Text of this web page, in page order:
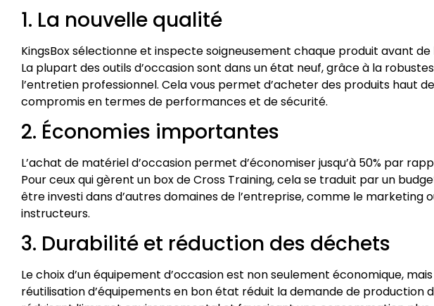
1. La nouvelle qualité
KingsBox sélectionne et inspecte soigneusement chaque produit avant
La plupart des outils d’occasion sont dans un état neuf, grâce à la
l’entretien professionnel. Cela vous permet d’acheter des produits haut
compromis en termes de performances et de sécurité.
2. Économies importantes
L’achat de matériel d’occasion permet d’économiser jusqu’à 50% par
Pour ceux qui gèrent un box de Cross Training, cela se traduit par un
être investi dans d’autres domaines de l’entreprise, comme le marketing
instructeurs.
3. Durabilité et réduction des déchets
Le choix d’un équipement d’occasion est non seulement économique,
réutilisation d’équipements en bon état réduit la demande de production